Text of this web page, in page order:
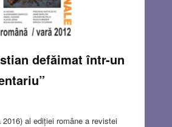
defăimat într-un
al ediției române a revistei